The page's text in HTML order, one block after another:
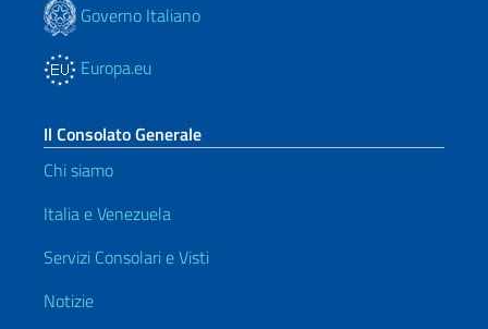
Governo Italiano
Europa.eu
Il Consolato Generale
Chi siamo
Italia e Venezuela
Servizi Consolari e Visti
Notizie